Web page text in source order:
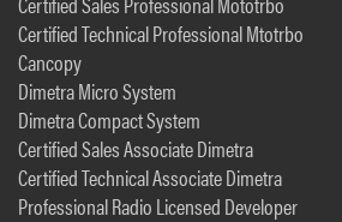
Certified Technical Professional Mtotrbo
Cancopy
Dimetra Micro System
Dimetra Compact System
Certified Sales Associate Dimetra
Certified Technical Associate Dimetra
Professional Radio Licensed Developer